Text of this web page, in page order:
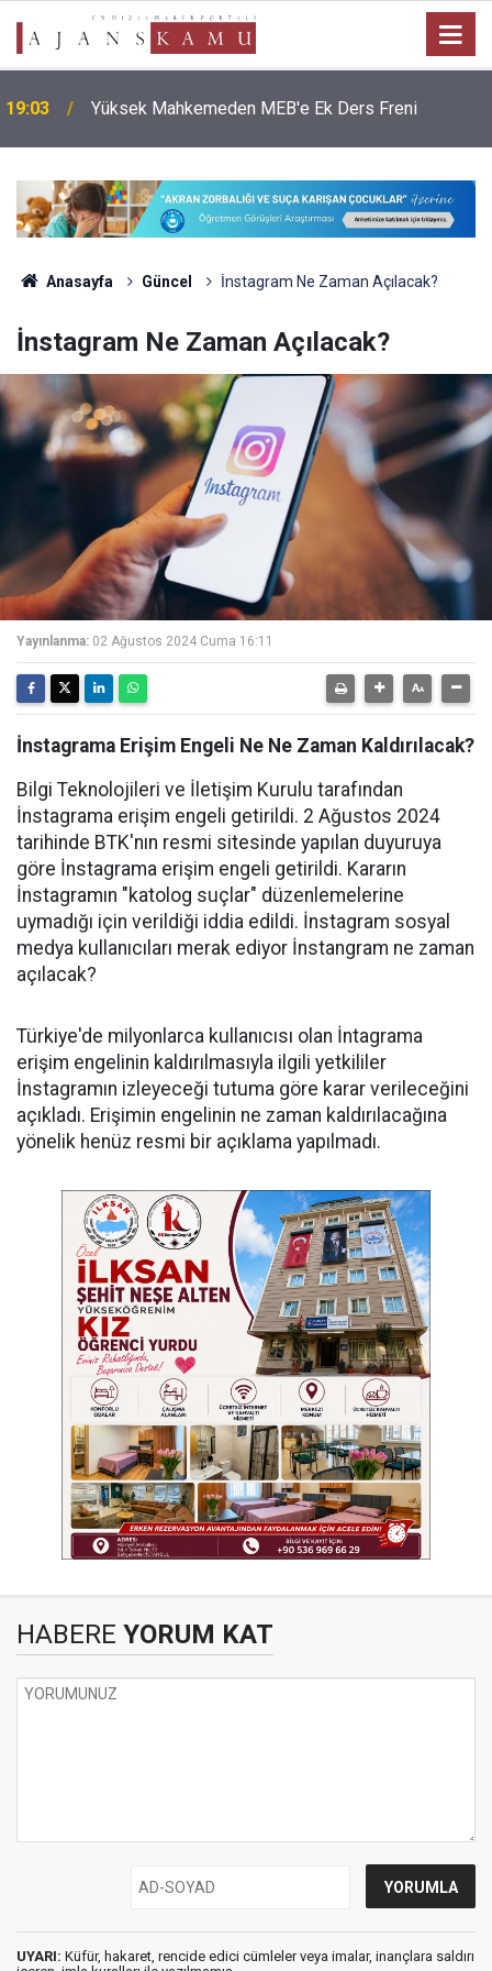
19:03 Yüksek Mahkemeden MEB'e Ek Ders Freni
Anasayfa Güncel İnstagram Ne Zaman Açılacak?
İnstagram Ne Zaman Açılacak?
Yayınlanma: 02 Ağustos 2024 Cuma 16:11
İnstagrama Erişim Engeli Ne Ne Zaman Kaldırılacak?
Bilgi Teknolojileri ve İletişim Kurulu tarafından
İnstagrama erişim engeli getirildi. 2 Ağustos 2024
tarihinde BTK'nın resmi sitesinde yapılan duyuruya
göre İnstagrama erişim engeli getirildi. Kararın
İnstagramın "katolog suçlar" düzenlemelerine
uymadığı için verildiği iddia edildi. İnstagram sosyal
medya kullanıcıları merak ediyor İnstangram ne zaman
açılacak?
Türkiye'de milyonlarca kullanıcısı olan İntagrama
erişim engelinin kaldırılmasıyla ilgili yetkililer
İnstagramın izleyeceği tutuma göre karar verileceğini
açıkladı. Erişimin engelinin ne zaman kaldırılacağına
yönelik henüz resmi bir açıklama yapılmadı.
HABERE YORUM KAT
UYARI: Küfür, hakaret, rencide edici cümleler veya imalar, inançlara saldırı